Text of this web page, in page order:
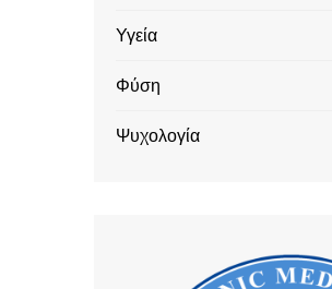
Υγεία
Φύση
Ψυχολογία